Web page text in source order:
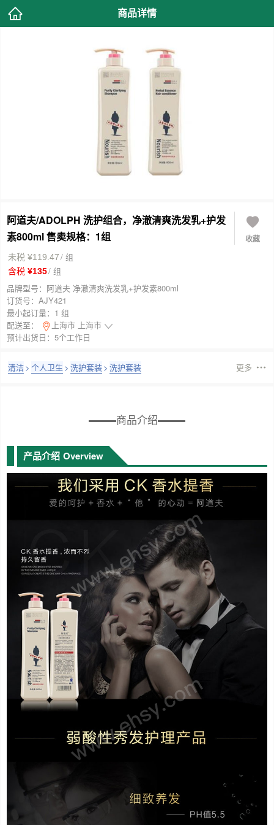
商品详情
阿道夫/ADOLPH 洗护组合，净澈清爽洗发乳+护发
素800ml 售卖规格：1组
收藏
未税 ¥119.47/ 组
含税 ¥135/ 组
品牌型号： 阿道夫 净澈清爽洗发乳+护发素800ml
订货号： AJY421
最小起订量： 1 组
配送至：
上海市 上海市
预计出货日：5个工作日
清洁> 个人卫生 > 洗护套装> 洗护套装 更多
商品介绍
产品介绍 Overview